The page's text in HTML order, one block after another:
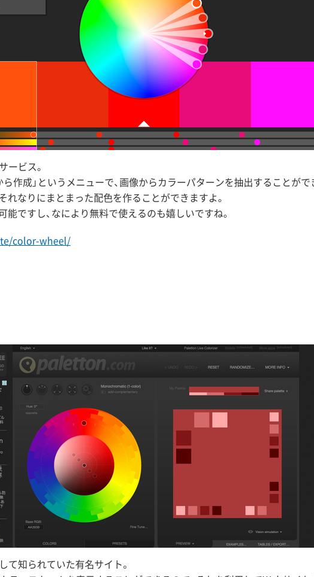
ービス。
作成」というメニューで、画像からカラーパターンを抽出することがで
れなりにまとまった配色を作ることができますよ。
ですし、なにより無料で使えるのも嬉しいですね。
color-wheel/
て知られていた有名サイト。